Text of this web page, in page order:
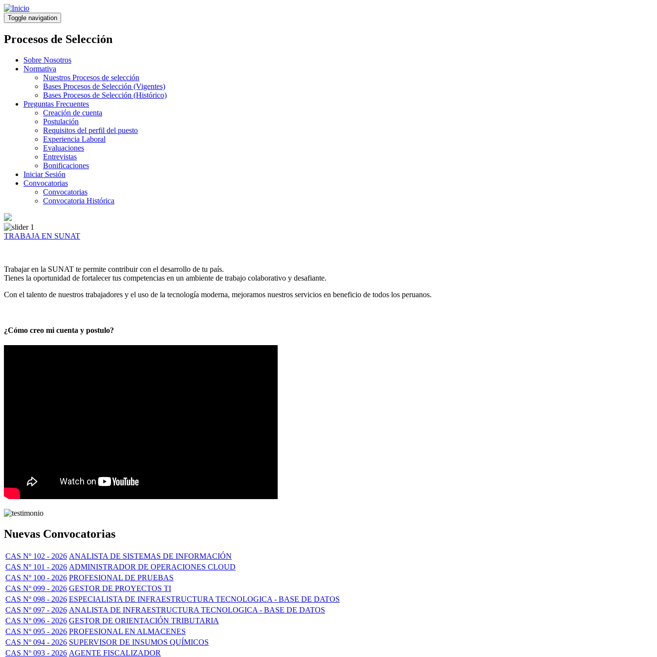
Pasar
al
contenido
principal
Toggle navigation
Procesos de Selección
Sobre Nosotros
Normativa
Nuestros Procesos de selección
Bases Procesos de Selección (Vigentes)
Bases Procesos de Selección (Histórico)
Preguntas Frecuentes
Creación de cuenta
Postulación
Requisitos del perfil del puesto
Experiencia Laboral
Evaluaciones
Entrevistas
Bonificaciones
Iniciar Sesión
Convocatorias
Convocatorias
Convocatoria Histórica
TRABAJA EN SUNAT
Trabajar en la SUNAT te permite contribuir con el desarrollo de tu país.
Tienes la oportunidad de fortalecer tus competencias en un ambiente de trabajo colaborativo y desafiante.
Con el talento de nuestros trabajadores y el uso de la tecnología moderna, mejoramos nuestros servicios en beneficio de todos los peruanos.
¿Cómo creo mi cuenta y postulo?
Nuevas Convocatorias
CAS Nº 102 - 2026 ANALISTA DE SISTEMAS DE INFORMACIÓN
CAS Nº 101 - 2026 ADMINISTRADOR DE OPERACIONES CLOUD
CAS Nº 100 - 2026 PROFESIONAL DE PRUEBAS
CAS Nº 099 - 2026 GESTOR DE PROYECTOS TI
CAS Nº 098 - 2026 ESPECIALISTA DE INFRAESTRUCTURA TECNOLOGICA - BASE DE DATOS
CAS Nº 097 - 2026 ANALISTA DE INFRAESTRUCTURA TECNOLOGICA - BASE DE DATOS
CAS Nº 096 - 2026 GESTOR DE ORIENTACIÓN TRIBUTARIA
CAS Nº 095 - 2026 PROFESIONAL EN ALMACENES
CAS Nº 094 - 2026 SUPERVISOR DE INSUMOS QUÍMICOS
CAS Nº 093 - 2026 AGENTE FISCALIZADOR